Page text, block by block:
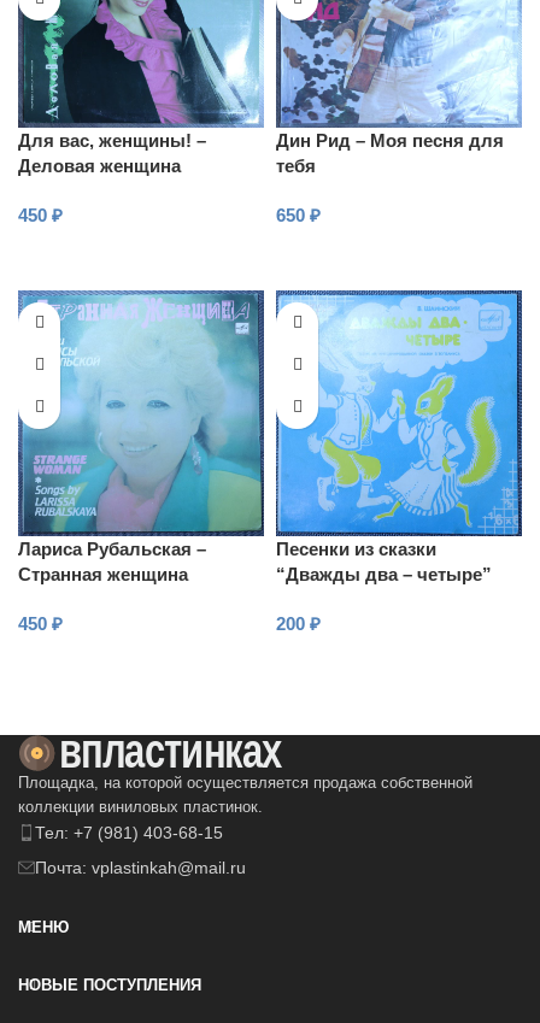
Для вас, женщины! –
Деловая женщина
450 ₽
Дин Рид – Моя песня для
тебя
650 ₽
Лариса Рубальская –
Странная женщина
450 ₽
Песенки из сказки
“Дважды два – четыре”
200 ₽
Площадка, на которой осуществляется продажа собственной
коллекции виниловых пластинок.
Тел: +7 (981) 403-68-15
Почта: vplastinkah@mail.ru
МЕНЮ
НОВЫЕ ПОСТУПЛЕНИЯ